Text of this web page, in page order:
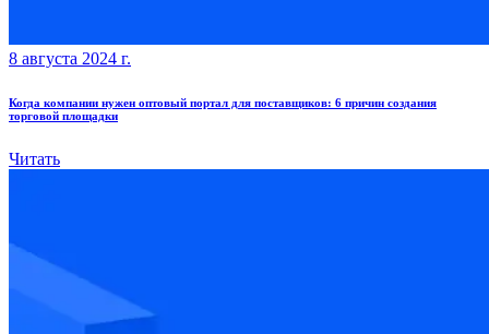
8 августа 2024 г.
Когда компании нужен оптовый портал для поставщиков: 6 причин создания
торговой площадки
Читать